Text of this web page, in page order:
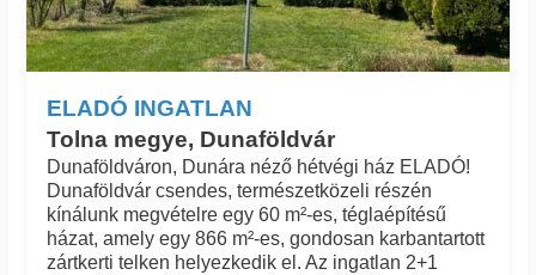
ELADÓ INGATLAN
Tolna megye, Dunaföldvár
Dunaföldváron, Dunára néző hétvégi ház ELADÓ!
Dunaföldvár csendes, természetközeli részén
kínálunk megvételre egy 60 m²-es, téglaépítésű
házat, amely egy 866 m²-es, gondosan karbantartott
zártkerti telken helyezkedik el. Az ingatlan 2+1